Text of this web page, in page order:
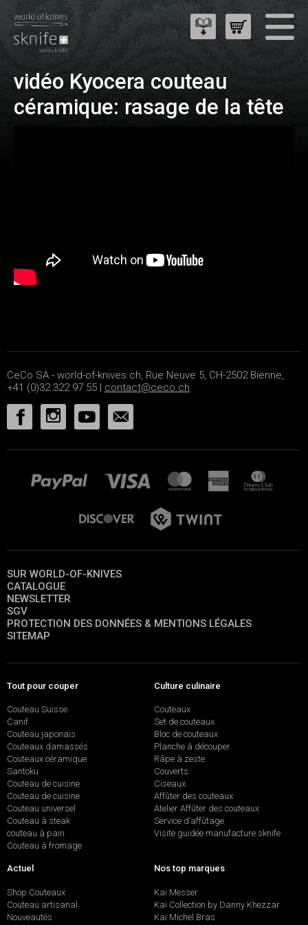
vidéo Kyocera couteau
céramique: rasage de la tête
CeCo SA - world-of-knives.ch, Rue Neuve 5, CH-2502 Bienne,
+41 (0)32 322 97 55 | contact@ceco.ch
SUR WORLD-OF-KNIVES
CATALOGUE
NEWSLETTER
SGV
PROTECTION DES DONNÉES & MENTIONS LÉGALES
SITEMAP
Tout pour couper
Couteau Suisse
Canif
Couteau japonais
Couteaux damassés
Couteaux céramique
Santoku
Couteau de cuisine
Couteau de cuisine
Couteau universel
Couteau à steak
couteau à pain
Couteau à fromage
Culture culinaire
Couteaux
Set de couteaux
Bloc de couteaux
Planche à découper
Râpe à zeste
Couverts
Ciseaux
Affûter des couteaux
Atelier Affûter des couteaux
Service d’affûtage
Visite guidée manufacture sknife
Actuel
Shop Couteaux
Couteau artisanal
Nouveautés
Nos top marques
Kai Messer
Kai Collection by Danny Khezzar
Kai Michel Bras